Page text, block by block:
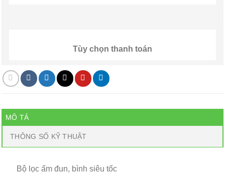
Tùy chọn thanh toán
MÔ TẢ
THÔNG SỐ KỸ THUẬT
Bộ lọc ấm đun, bình siêu tốc